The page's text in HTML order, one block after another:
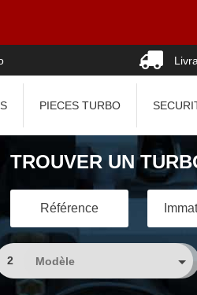
PIECES TURBO
TROUVER UN
Référence
2